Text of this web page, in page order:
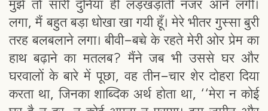
मुझे तो सारी दुनिया ही लड़खड़ाती नजर आने लगी।
लगा, मैं बहुत बड़ा धोखा खा गयी हूँ। मेरे भीतर गुस्सा बुरी
तरह बलबलाने लगा। बीवी-बच्चे के रहते मेरी ओर प्रेम का
हाथ बढ़ाने का मतलब? मैंने जब भी उससे घर और
घरवालों के बारे में पूछा, वह तीन-चार शेर दोहरा दिया
करता था, जिनका शाब्दिक अर्थ होता था, ‘‘मेरा न कोई